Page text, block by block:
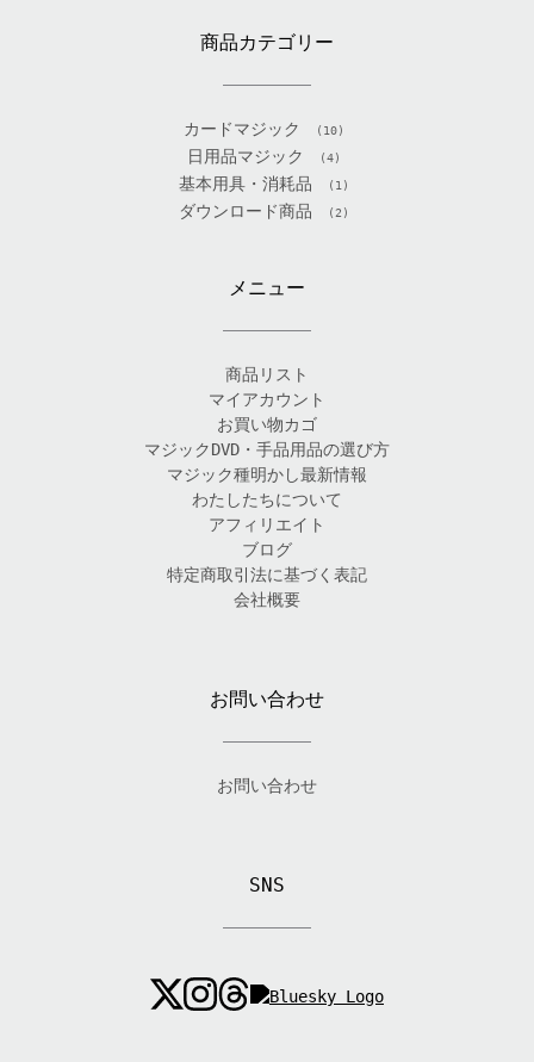
商品カテゴリー
カードマジック (10)
日用品マジック (4)
基本用具・消耗品 (1)
ダウンロード商品 (2)
メニュー
商品リスト
マイアカウント
お買い物カゴ
マジックDVD・手品用品の選び方
マジック種明かし最新情報
わたしたちについて
アフィリエイト
ブログ
特定商取引法に基づく表記
会社概要
お問い合わせ
お問い合わせ
SNS